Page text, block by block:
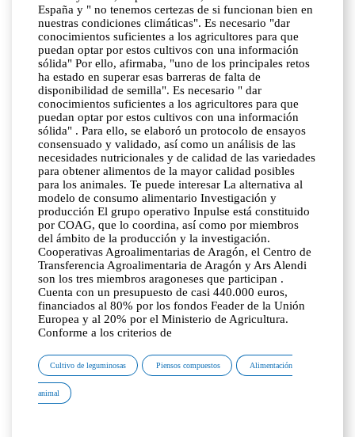
España y " no tenemos certezas de si funcionan bien en
nuestras condiciones climáticas". Es necesario "dar
conocimientos suficientes a los agricultores para que
puedan optar por estos cultivos con una información
sólida" Por ello, afirmaba, "uno de los principales retos
ha estado en superar esas barreras de falta de
disponibilidad de semilla". Es necesario " dar
conocimientos suficientes a los agricultores para que
puedan optar por estos cultivos con una información
sólida" . Para ello, se elaboró un protocolo de ensayos
consensuado y validado, así como un análisis de las
necesidades nutricionales y de calidad de las variedades
para obtener alimentos de la mayor calidad posibles
para los animales. Te puede interesar La alternativa al
modelo de consumo alimentario Investigación y
producción El grupo operativo Inpulse está constituido
por COAG, que lo coordina, así como por miembros
del ámbito de la producción y la investigación.
Cooperativas Agroalimentarias de Aragón, el Centro de
Transferencia Agroalimentaria de Aragón y Ars Alendi
son los tres miembros aragoneses que participan .
Cuenta con un presupuesto de casi 440.000 euros,
financiados al 80% por los fondos Feader de la Unión
Europea y al 20% por el Ministerio de Agricultura.
Conforme a los criterios de
Cultivo de leguminosas Piensos compuestos Alimentación
animal